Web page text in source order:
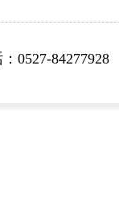
0527-84277928